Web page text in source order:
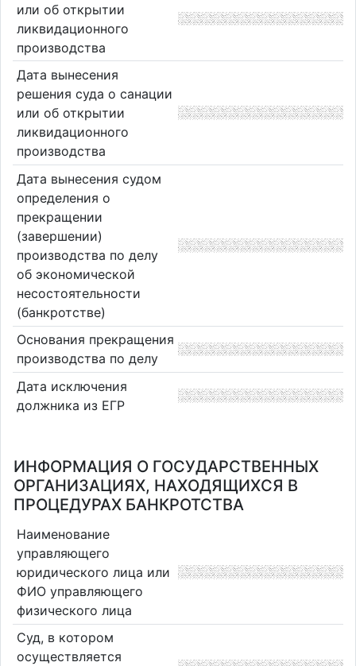
или об открытии
ликвидационного
производства
Дата вынесения
решения суда о санации
или об открытии
ликвидационного
производства
Дата вынесения судом
определения о
прекращении
(завершении)
производства по делу
об экономической
несостоятельности
(банкротстве)
Основания прекращения
производства по делу
Дата исключения
должника из ЕГР
ИНФОРМАЦИЯ О ГОСУДАРСТВЕННЫХ
ОРГАНИЗАЦИЯХ, НАХОДЯЩИХСЯ В
ПРОЦЕДУРАХ БАНКРОТСТВА
Наименование
управляющего
юридического лица или
ФИО управляющего
физического лица
Суд, в котором
осуществляется